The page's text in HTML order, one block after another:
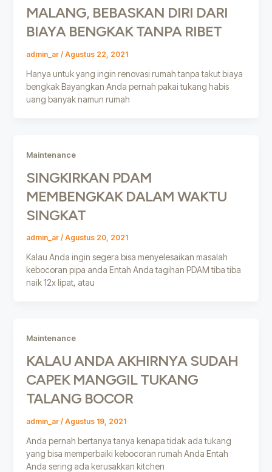
MALANG, BEBASKAN DIRI DARI
BIAYA BENGKAK TANPA RIBET
admin_ar / Agustus 22, 2021
Hanya untuk yang ingin renovasi rumah tanpa takut biaya
bengkak Bayangkan Anda pernah pakai tukang habis
uang banyak namun rumah
Maintenance
SINGKIRKAN PDAM
MEMBENGKAK DALAM WAKTU
SINGKAT
admin_ar / Agustus 20, 2021
Kalau Anda ingin segera bisa menyelesaikan masalah
kebocoran pipa anda Entah Anda tagihan PDAM tiba tiba
naik 12x lipat, atau
Maintenance
KALAU ANDA AKHIRNYA SUDAH
CAPEK MANGGIL TUKANG
TALANG BOCOR
admin_ar / Agustus 19, 2021
Anda pernah bertanya tanya kenapa tidak ada tukang
yang bisa memperbaiki kebocoran rumah Anda Entah
Anda sering ada kerusakkan kitchen